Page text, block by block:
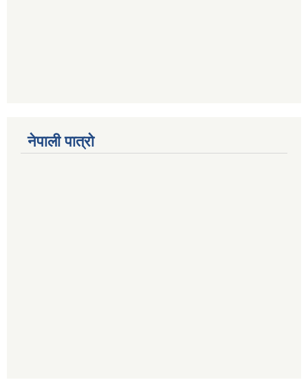
नेपाली पात्रो